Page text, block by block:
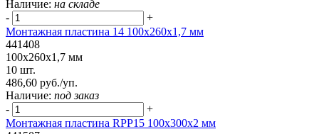
Наличие: на складе
-
+
Монтажная пластина 14 100x260x1,7 мм
441408
100x260x1,7 мм
10 шт.
486,60 руб./уп.
Наличие: под заказ
-
+
Монтажная пластина RPP15 100x300x2 мм